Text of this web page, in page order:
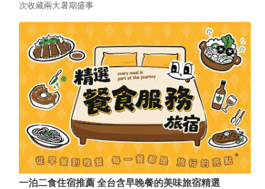
次收藏兩大暑期盛事
一泊二食住宿推薦 全台含早晚餐的美味旅宿精選